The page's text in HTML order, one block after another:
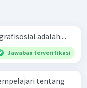
adalah....
Jawaban terverifikasi
tentang